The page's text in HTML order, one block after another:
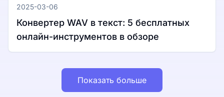
2025-03-06
Конвертер WAV в текст: 5 бесплатных
онлайн-инструментов в обзоре
Показать больше